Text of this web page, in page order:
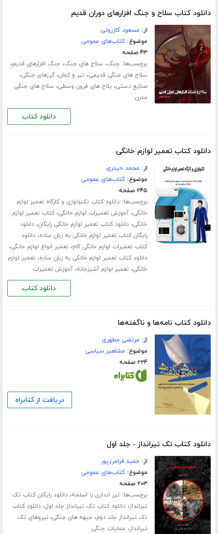
دانلود کتاب سلاح و جنگ افزارهای دوران قدیم
از: مسعود کازرونی
موضوع:کتاب‌های عمومی
۴۳ صفحه
برچسب‌ها: جنگ، سلاح های جنگ، جنگ افزارهای قدیم،
سلاح های جنگی قدیمی، تیر و کمان،گرزهای جنگی،
صنایع دستی، یلاح های قرون وسطی، سلاح های جنگی
مدرن
دانلود کتاب
دانلود کتاب تعمیر لوازم خانگی
از: محمد حیدری
موضوع:کتاب‌های عمومی
۲۴۵ صفحه
برچسب‌ها:دانلود کتاب تکنولوژی و کارگاه تعمیر لوازم
خانگی،آموزش تعمیرات لوازم خانگی،کتاب تعمیر لوازم
خانگی،دانلود کتاب تعمیر لوازم خانگی رایگان،دانلود
رایگان کتاب تعمیر لوازم خانگی به زبان ساده،دانلود
کتاب تعمیرات لوازم خانگی pdf
، تعمیر انواع لوازم خانگی،
دانلود کتاب تعمیر لوازم خانگی به زبان ساده، تعمیر لوازم
خانگی، تعمیر لوازم آشپزخانه،آموزش تعمیرات
دانلود کتاب
دانلود کتاب نامه‌ها و ناگفته‌ها
از: مرتضی مطهری
موضوع: مشاهیر سیاسی
۲۲۴ صفحه
دریافت از کتابراه
دانلود کتاب تک تیرانداز - جلد اول
از:حمید فرامرزپور
موضوع:کتاب‌های عمومی
۲۰۳ صفحه
برچسب‌ها: تیر اندازی با اسلحه،دانلود رایگان کتاب تک
تیرانداز،دانلود کتاب تک تیرانداز جلد اول،دانلود کتاب
تک تیرانداز جلد دوم، جبهه های جنگی،نیروهای تک
تیرانداز، عملیات جنگی